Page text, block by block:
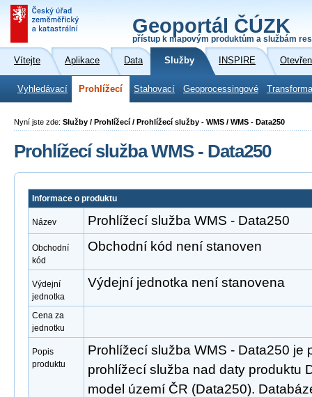
Geoportál ČÚZK
přístup k mapovým produktům a službám
Vítejte Aplikace Data Služby INSPIRE
Vyhledávací Prohlížecí Stahovací Geoprocessingové
Nyní jste zde: Služby / Prohlížecí / Prohlížecí služby - WMS / WMS - Data250
Prohlížecí služba WMS - Data250
Informace o produktu
Název Prohlížecí služba WMS - Data250
Obchodní
kód
Obchodní kód není stanoven
Výdejní
jednotka
Výdejní jednotka není stanovena
Cena za
jednotku
Popis
produktu
Prohlížecí služba WMS - Data250 je
prohlížecí služba nad daty produktu
model území ČR (Data250).